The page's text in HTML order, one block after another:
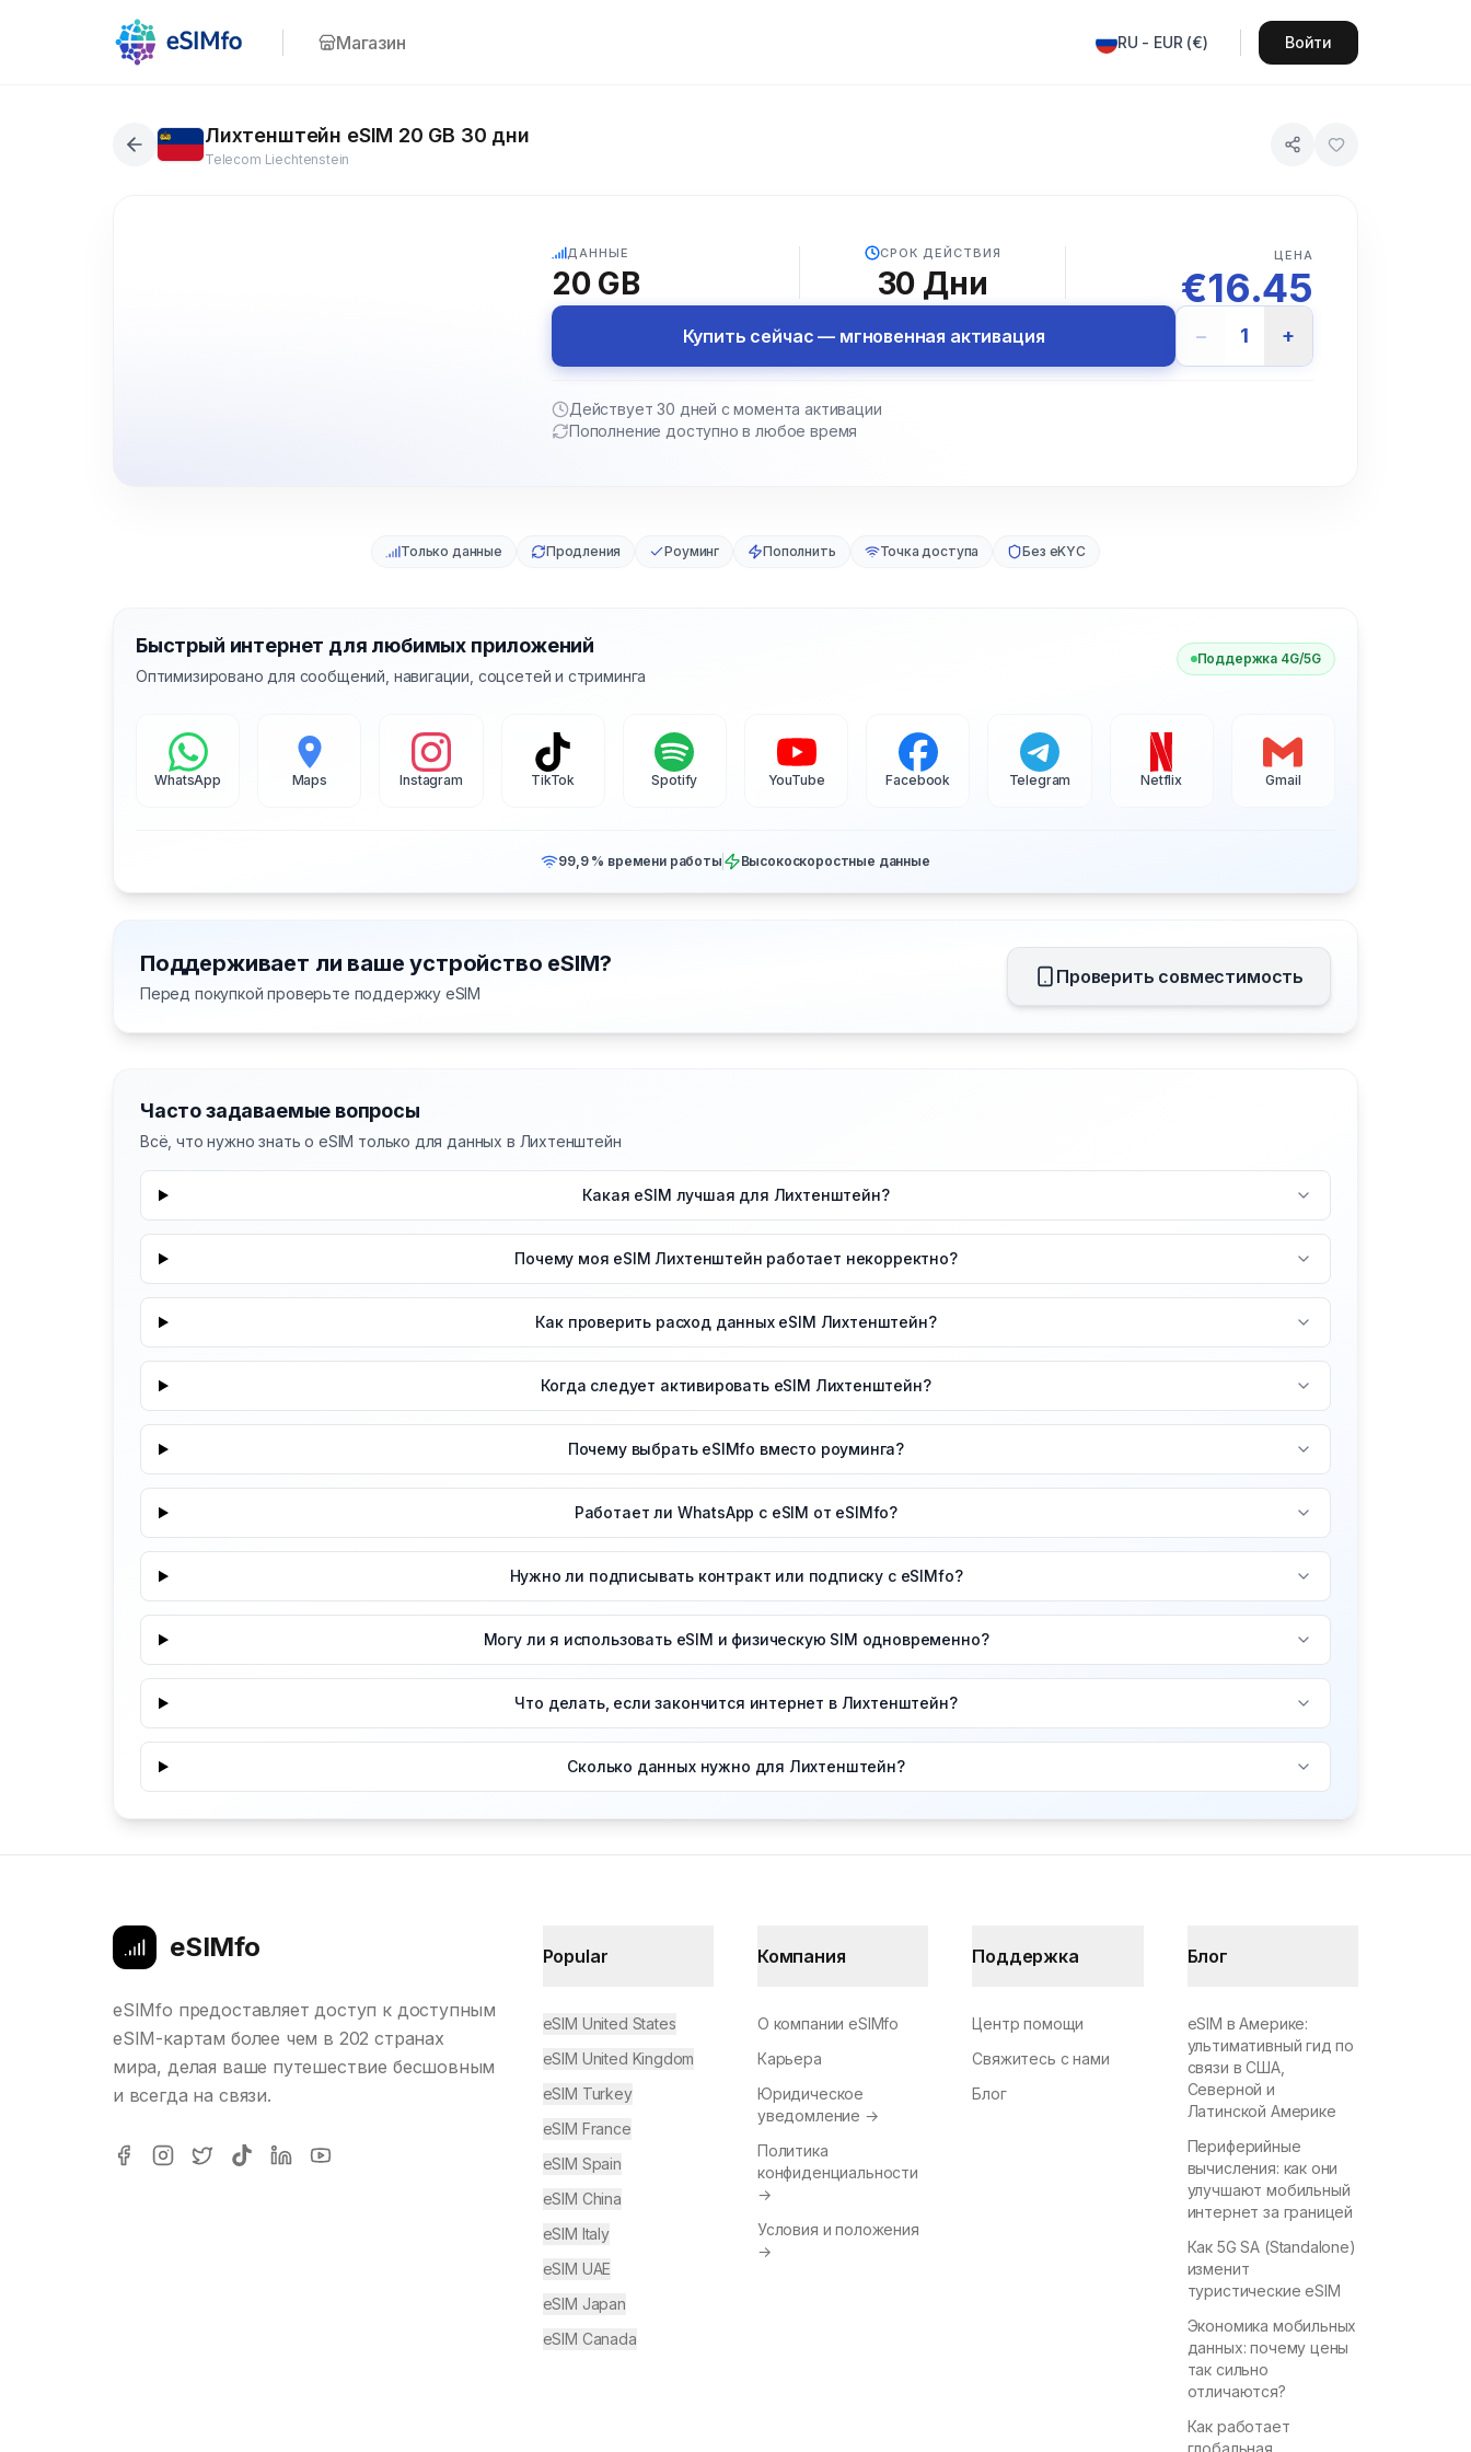
Магазин RU - EUR (€) Войти
Лихтенштейн eSIM 20 GB 30 дни
Telecom Liechtenstein
ДАННЫЕ
20 GB
СРОК ДЕЙСТВИЯ
30 Дни
ЦЕНА
€16.45
Купить сейчас — мгновенная активация − 1 +
Действует 30 дней с момента активации
Пополнение доступно в любое время
Только данные Продления Роуминг Пополнить Точка доступа Без eKYC
Быстрый интернет для любимых приложений
Оптимизировано для сообщений, навигации, соцсетей и стриминга
Поддержка 4G/5G
WhatsApp Maps Instagram TikTok Spotify YouTube Facebook Telegram Netflix Gmail
99,9 % времени работы Высокоскоростные данные
Поддерживает ли ваше устройство eSIM?
Перед покупкой проверьте поддержку eSIM
Проверить совместимость
Часто задаваемые вопросы
Всё, что нужно знать о eSIM только для данных в Лихтенштейн
Какая eSIM лучшая для Лихтенштейн?
Почему моя eSIM Лихтенштейн работает некорректно?
Как проверить расход данных eSIM Лихтенштейн?
Когда следует активировать eSIM Лихтенштейн?
Почему выбрать eSIMfo вместо роуминга?
Работает ли WhatsApp с eSIM от eSIMfo?
Нужно ли подписывать контракт или подписку с eSIMfo?
Могу ли я использовать eSIM и физическую SIM одновременно?
Что делать, если закончится интернет в Лихтенштейн?
Сколько данных нужно для Лихтенштейн?
eSIMfo
eSIMfo предоставляет доступ к доступным
eSIM-картам более чем в 202 странах
мира, делая ваше путешествие бесшовным
и всегда на связи.
Popular
eSIM United States
eSIM United Kingdom
eSIM Turkey
eSIM France
eSIM Spain
eSIM China
eSIM Italy
eSIM UAE
eSIM Japan
eSIM Canada
Компания
О компании eSIMfo
Карьера
Юридическое
уведомление →
Политика
конфиденциальности
→
Условия и положения
→
Поддержка
Центр помощи
Свяжитесь с нами
Блог
Блог
eSIM в Америке:
ультимативный гид по
связи в США,
Северной и
Латинской Америке
Периферийные
вычисления: как они
улучшают мобильный
интернет за границей
Как 5G SA (Standalone)
изменит
туристические eSIM
Экономика мобильных
данных: почему цены
так сильно
отличаются?
Как работает
глобальная